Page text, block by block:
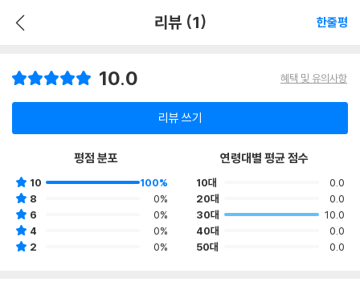
리뷰 (1) 한줄평
10.0 혜택 및 유의사항
리뷰 쓰기
평점 분포
10
100%
8
0%
6
0%
4
0%
2
0%
연령대별 평균 점수
10대
0.0
20대
0.0
30대
10.0
40대
0.0
50대
0.0